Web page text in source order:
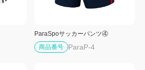
ParaSpoサッカーパンツ④
商品番号
ParaP-4